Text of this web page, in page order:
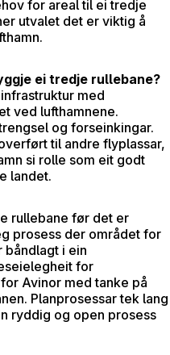
for areal til ei tredje
utvalet det er viktig å
ei tredje rullebane?
med
ved lufthamnene.
og forseinkingar.
til andre flyplassar,
si rolle som eit godt
landet.
rullebane før det er
prosess der området for
i ein
for
Avinor med tanke på
Planprosessar tek lang
ryddig og open prosess